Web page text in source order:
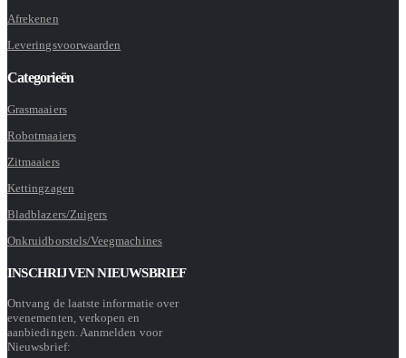
Afrekenen
Leveringsvoorwaarden
Categorieën
Grasmaaiers
Robotmaaiers
Zitmaaiers
Kettingzagen
Bladblazers/Zuigers
Onkruidborstels/Veegmachines
INSCHRIJVEN NIEUWSBRIEF
Ontvang de laatste informatie over
evenementen, verkopen en
aanbiedingen. Aanmelden voor
Nieuwsbrief: